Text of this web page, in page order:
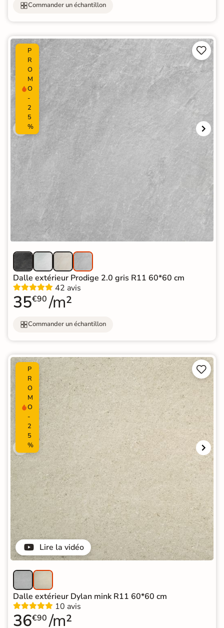
Commander un échantillon
P
R
O
M
O
-
2
5
%


Dalle extérieur Prodige 2.0 gris R11 60*60 cm
42 avis
35€90 /m²
Commander un échantillon
Lire la vidéo
P
R
O
M
O
-
2
5
%


Dalle extérieur Dylan mink R11 60*60 cm
10 avis
36€90 /m²